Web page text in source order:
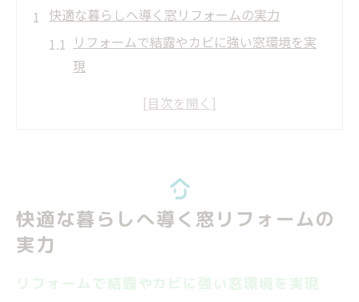
快適な暮らしへ導く窓リフォームの実力
リフォームで結露やカビに強い窓環境を実
現
結露防止グッズとリフォームの役割を比較
アルミサッシでもリフォームで結露改善可
能
快適な暮らしへ導く窓リフォームの
実力
リフォームで結露やカビに強い窓環境を実現